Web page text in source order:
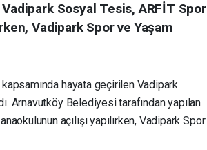
Sosyal Tesis, ARFİT Spor
Vadipark Spor ve Yaşam
hayata geçirilen Vadipark
Arnavutköy Belediyesi tarafından yapılan
açılışı yapılırken, Vadipark Spor